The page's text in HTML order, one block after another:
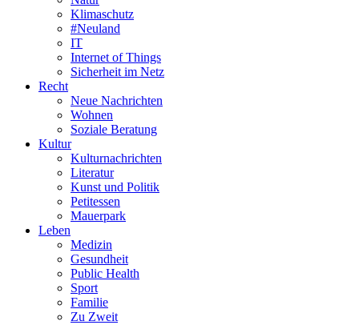
Klimaschutz
#Neuland
IT
Internet of Things
Sicherheit im Netz
Recht
Neue Nachrichten
Wohnen
Soziale Beratung
Kultur
Kulturnachrichten
Literatur
Kunst und Politik
Petitessen
Mauerpark
Leben
Medizin
Gesundheit
Public Health
Sport
Familie
Zu Zweit